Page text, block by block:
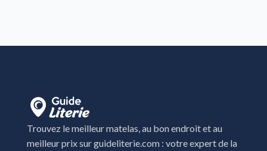
Trouvez le meilleur matelas, au bon endroit et au
meilleur prix sur guideliterie.com : votre expert de la